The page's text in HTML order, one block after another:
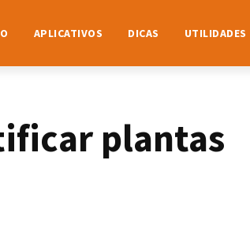
APLICATIVOS DICAS UTILIDADES
plantas